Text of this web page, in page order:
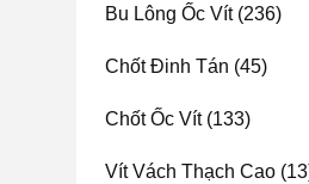
Bu Lông Ốc Vít(236)
Chốt Đinh Tán (45)
Chốt Ốc Vít(133)
Vít Vách Thạch Cao